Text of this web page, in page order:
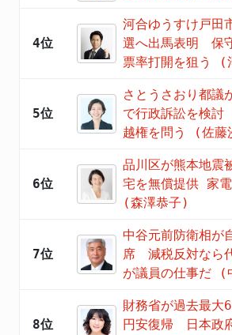
4位
河合ゆうすけ戸田
選へ出馬表明 保
票率打開を狙う (
5位
さとうさおり都議
で行政訴訟を検
越権を問う (佐藤
6位
品川区が熊本地震
宅を無償提供 家
(森澤恭子)
7位
中谷元前防衛相が
席 減税反対なら
が議員の仕事だ (
8位
財務省が過去最大
円安復帰 日本政